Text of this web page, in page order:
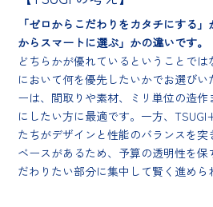
「ゼロからこだわりをカタチにする
からスマートに選ぶ」かの違いです。
どちらかが優れているということでは
において何を優先したいかでお選び
ーは、間取りや素材、ミリ単位の造
にしたい方に最適です。一方、
たちがデザインと性能のバランスを突
ベースがあるため、予算の透明性を保
だわりたい部分に集中して賢く進めら